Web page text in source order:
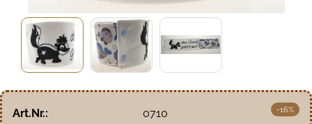
-16%
Art.Nr.:
0710